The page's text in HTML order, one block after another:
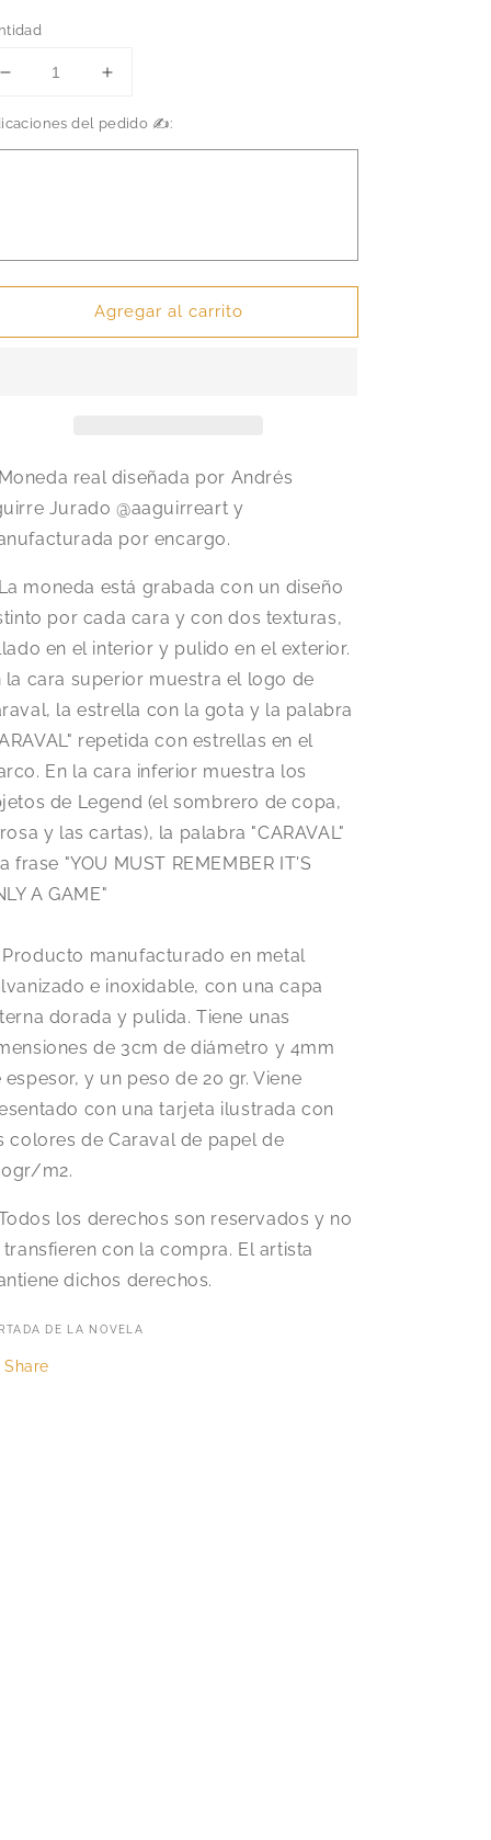
Reducir
para
CARAVAL
Aumentar
para
CARAVAL
del pedido ✍️:
Agregar al carrito
real diseñada por Andrés
Jurado @aaguirreart y
por encargo.
moneda está grabada con un diseño
por cada cara y con dos texturas,
en el interior y pulido en el exterior.
la cara superior muestra el logo de
la estrella con la gota y la palabra
repetida con estrellas en el
En la cara inferior muestra los
de Legend (el sombrero de copa,
y las cartas), la palabra "CARAVAL"
frase "YOU MUST REMEMBER IT'S
A GAME"
manufacturado en metal
e inoxidable, con una capa
dorada y pulida. Tiene unas
de 3cm de diámetro y 4mm
espesor, y un peso de 20 gr. Viene
con una tarjeta ilustrada con
colores de Caraval de papel de
m2.
los derechos son reservados y no
transfieren con la compra. El artista
dichos derechos.
DE LA NOVELA
Share